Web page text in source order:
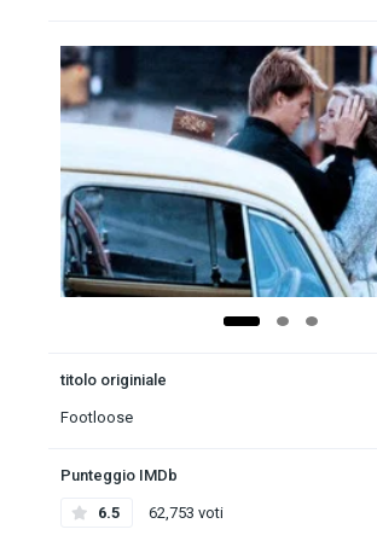
titolo originiale
Footloose
Punteggio IMDb
6.5 62,753 voti